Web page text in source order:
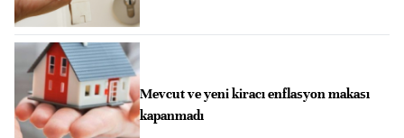
Mevcut ve yeni kiracı enflasyon makası
kapanmadı